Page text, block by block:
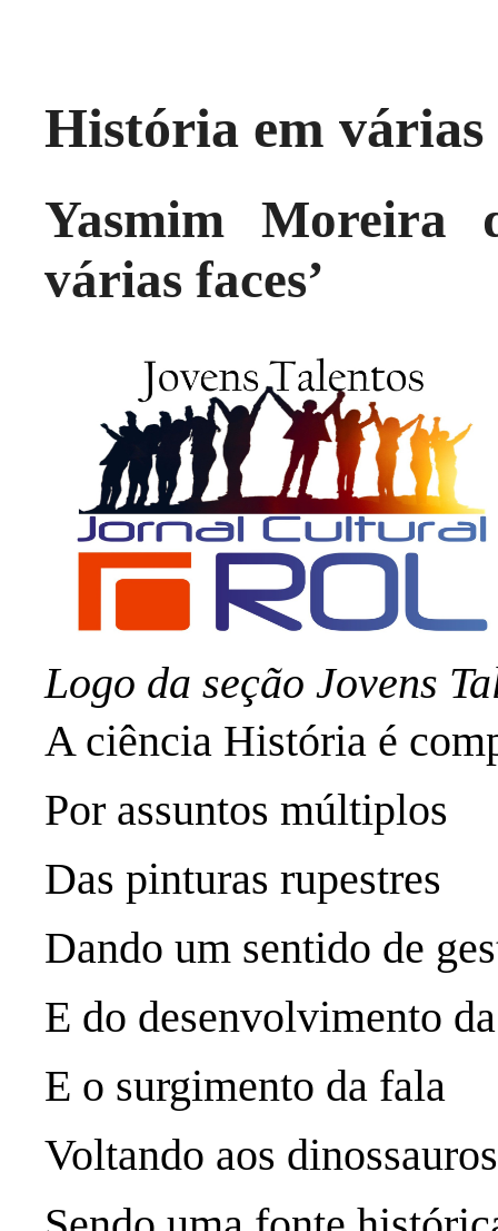
História em várias
Yasmim Moreira
várias faces’
Logo da seção Jovens
A ciência História é
Por assuntos múltiplos
Das pinturas rupestres
Dando um sentido de
E do desenvolvimento
E o surgimento da fala
Voltando aos dinossauros